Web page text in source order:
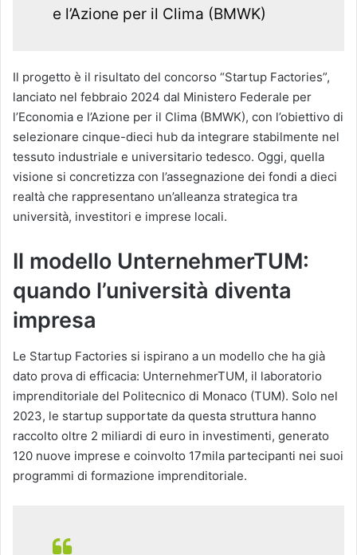
e l’Azione per il Clima (BMWK)
Il progetto è il risultato del concorso “Startup Factories”,
lanciato nel febbraio 2024 dal Ministero Federale per
l’Economia e l’Azione per il Clima (BMWK), con l’obiettivo di
selezionare cinque-dieci hub da integrare stabilmente nel
tessuto industriale e universitario tedesco. Oggi, quella
visione si concretizza con l’assegnazione dei fondi a dieci
realtà che rappresentano un’alleanza strategica tra
università, investitori e imprese locali.
Il modello UnternehmerTUM:
quando l’università diventa
impresa
Le Startup Factories si ispirano a un modello che ha già
dato prova di efficacia: UnternehmerTUM, il laboratorio
imprenditoriale del Politecnico di Monaco (TUM). Solo nel
2023, le startup supportate da questa struttura hanno
raccolto oltre 2 miliardi di euro in investimenti, generato
120 nuove imprese e coinvolto 17mila partecipanti nei suoi
programmi di formazione imprenditoriale.